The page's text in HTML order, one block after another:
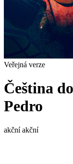
Veřejná verze
Čeština
Pedro
akční akční